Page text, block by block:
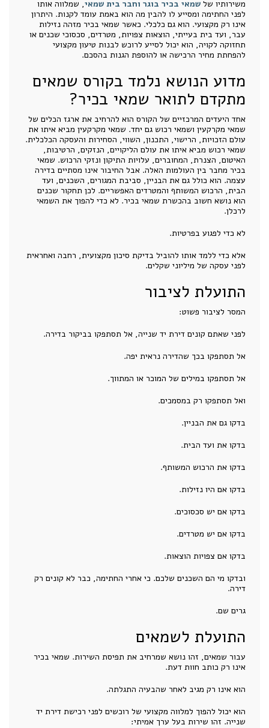
משירותיו של שמאי בכיר בוגר וחבר בית שמאי, שמלווה אותו
לפני החתימה ומסייע לו להבין מה הוא באמת עומד לקנות. היתרון
אינו רק מקצועי. הוא גם כלכלי. כאשר שמאי בכיר מזהה נזילות
עבר, ועד בית בעייתי, הוצאות צפויות, מטרדים, סכסוכי שכנים או
תחזוקה לקויה, הוא יכול לסייע לרוכש לבנות טיעון מקצועי
להפחתת מחיר הרכישה או להוספת הגנות בהסכם.
מדוע הנושא נלמד בקורס שמאים
מתקדם לתואר שמאי בכיר?
אחד היעדים המרכזיים של הקורס הוא להרחיב את ארגז הכלים של
שמאי מקרקעין ושמאי רכוש גם יחד. שמאי מקרקעין מביא איתו את
עולם הזכויות, הרישוי, התכנון, השווי, הסחירות והעסקה הכלכלית.
שמאי רכוש מביא איתו את עולם הליקויים, הנזקים, הרטיבות,
האיטום, הצנרת, המחוברים, עלויות התיקון ונזקי הרכוש. שמאי
בכיר מחבר בין העולמות האלה. אבל החיבור אינו מסתיים בדירה
עצמה. הוא כולל גם את הבניין, סביבת המגורים, השכנים, ועד
הבית, הרכוש המשותף והמטרדים האפשריים. לכן תחקור שכנים
הוא נושא חשוב בהכשרת שמאי בכיר. לא כדי להפוך את השמאי
לרכלן.
לא כדי לפגוע בפרטיות.
אלא כדי ללמד אותו להוביל בדיקת סיכון מקצועית, רחבה ואחראית
לפני עסקה של מיליוני שקלים.
התועלת לציבור
המסר לציבור פשוט:
לפני שאתם קונים דירת יד שנייה, אל תסתפקו בביקור בדירה.
אל תסתפקו בכך שהדירה נראית יפה.
אל תסתפקו במילים של המוכר או המתווך.
ואל תסתפקו רק במסמכים.
בדקו גם את הבניין.
בדקו את ועד הבית.
בדקו את הרכוש המשותף.
בדקו אם היו נזילות.
בדקו אם יש סכסוכים.
בדקו אם יש מטרדים.
בדקו אם צפויות הוצאות.
ובדקו מי הם השכנים שלכם. כי אחרי החתימה, כבר לא קונים רק
דירה.
גרים שם.
התועלת לשמאים
עבור שמאים, זהו נושא שמרחיב את תפיסת השירות. שמאי בכיר
אינו רק כותב חוות דעת.
הוא אינו רק מגיב לאחר שהבעיה התגלתה.
הוא יכול להפוך למלווה מקצועי של רוכשים לפני רכישת דירת יד
שנייה. זהו שירות בעל ערך אמיתי: